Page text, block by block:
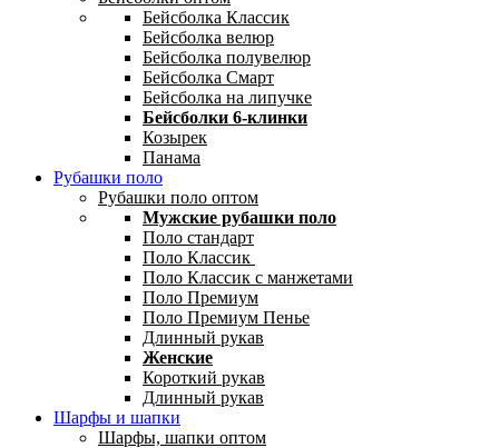
Бейсболка Классик
Бейсболка велюр
Бейсболка полувелюр
Бейсболка Смарт
Бейсболка на липучке
Бейсболки 6-клинки
Козырек
Панама
Рубашки поло
Рубашки поло оптом
Мужские рубашки поло
Поло стандарт
Поло Классик
Поло Классик с манжетами
Поло Премиум
Поло Премиум Пенье
Длинный рукав
Женские
Короткий рукав
Длинный рукав
Шарфы и шапки
Шарфы, шапки оптом